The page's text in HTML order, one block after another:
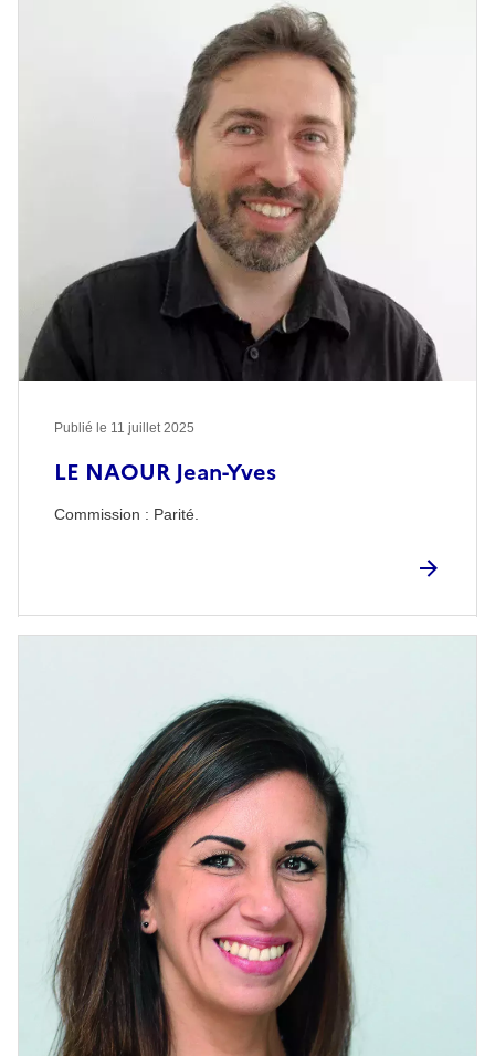
LE NAOUR Jean-Yves
Commission : Parité.
Publié le 11 juillet 2025